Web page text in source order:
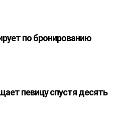
по бронированию
певицу спустя десять